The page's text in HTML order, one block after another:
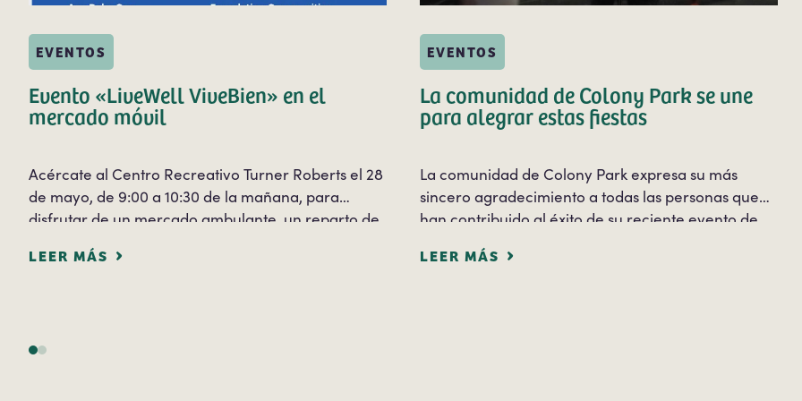
EVENTOS
Evento «LiveWell ViveBien» en el
mercado móvil
Acércate al Centro Recreativo Turner Roberts el 28
de mayo, de 9:00 a 10:30 de la mañana, para
disfrutar de un mercado ambulante, un reparto de
La información y los servicios gratuitos serán…
LEER MÁS
EVENTOS
La comunidad de Colony Park se une
para alegrar estas fiestas
La comunidad de Colony Park expresa su más
sincero agradecimiento a todas las personas que
han contribuido al éxito de su reciente evento de
donaciones en especie y económicas de los socios y
LEER MÁS